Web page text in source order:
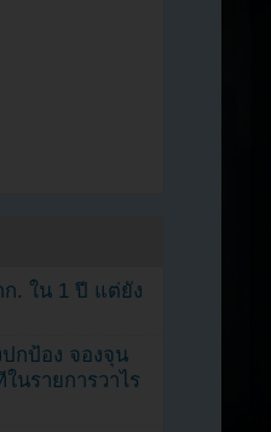
. ใน 1 ปี แต่ยัง
กป้อง จองจุน
นรายการวาไร